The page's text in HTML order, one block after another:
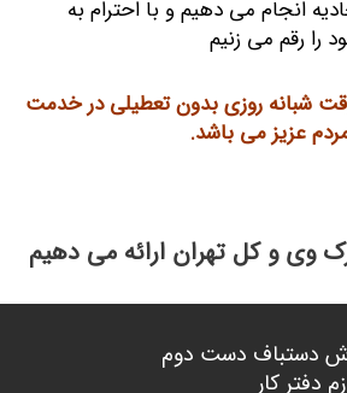
انجام می دهیم و با احترام به
را رقم می زنیم
شبانه روزی بدون تعطیلی در خدمت
عزیز می باشد.
وی و کل تهران ارائه می دهیم
دستباف دست دوم
دفتر کار